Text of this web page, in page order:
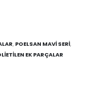
, POELSAN MAVİ SERİ,
EK PARÇALAR